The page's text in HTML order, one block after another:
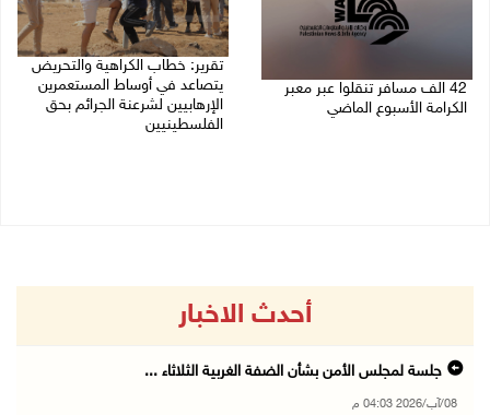
42 الف مسافر تنقلوا عبر معبر
الكرامة الأسبوع الماضي
تقرير: خطاب الكراهية والتحريض
يتصاعد في أوساط المستعمرين
الإرهابيين لشرعنة الجرائم بحق
الفلسطينيين
أحدث الاخبار
جلسة لمجلس الأمن بشأن الضفة الغربية الثلاثاء ...
08/آب/2026 04:03 م